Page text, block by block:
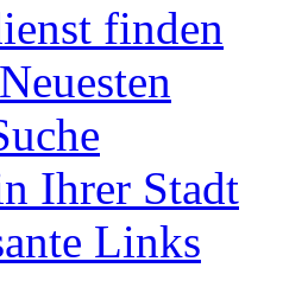
finden
Ihrer Stadt
Links